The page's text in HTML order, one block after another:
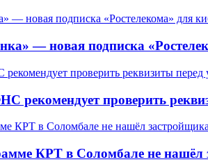
— новая подписка
рекомендует проверить
КРТ в Соломбале не нашёл